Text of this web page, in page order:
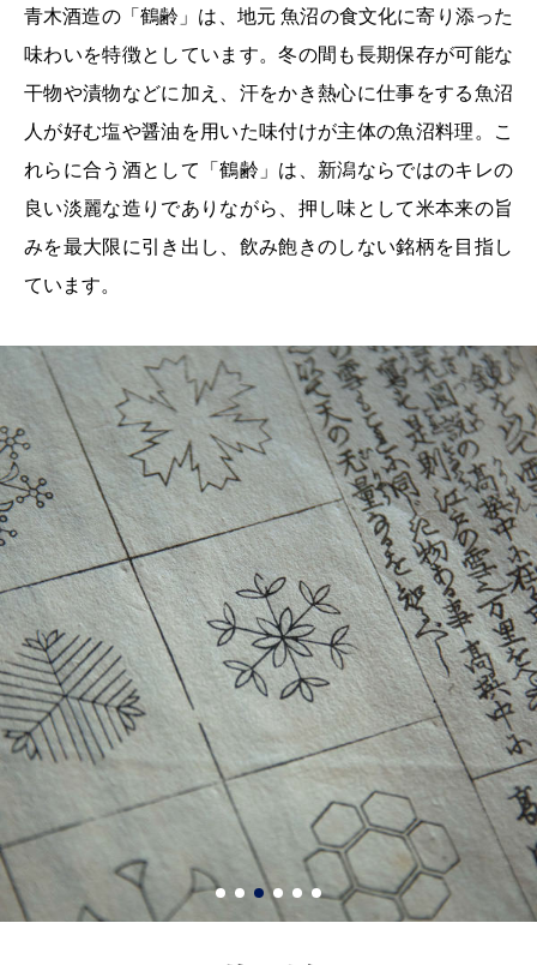
青木酒造の「鶴齢」は、地元 魚沼の食文化に寄り添った
味わいを特徴としています。冬の間も長期保存が可能な
干物や漬物などに加え、汗をかき熱心に仕事をする魚沼
人が好む塩や醤油を用いた味付けが主体の魚沼料理。こ
れらに合う酒として「鶴齢」は、新潟ならではのキレの
良い淡麗な造りでありながら、押し味として米本来の旨
みを最大限に引き出し、飲み飽きのしない銘柄を目指し
ています。